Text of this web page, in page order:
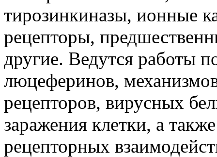
тирозинкиназы, ионные
рецепторы,
другие. Ведутся работы
люцеферинов,
рецепторов, вирусных
заражения клетки, а
рецепторных